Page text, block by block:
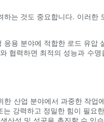
는 것도 중요합니다. 이러한
용 분야에 적합한 로드 유압
협력하면 최적의 성능과 수
산업 분야에서 과중한 작
강력하고 정밀한 힘이 필요